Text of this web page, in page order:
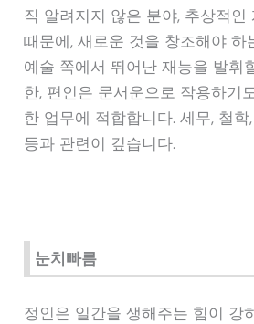
직 알려지지 않은 분야, 추상적인
때문에, 새로운 것을 창조해야 하
예술 쪽에서 뛰어난 재능을 발휘
한, 편인은 문서운으로 작용하기
한 업무에 적합합니다. 세무, 철
등과 관련이 깊습니다.
눈치빠름
정인은 일간을 생해주는 힘이 강